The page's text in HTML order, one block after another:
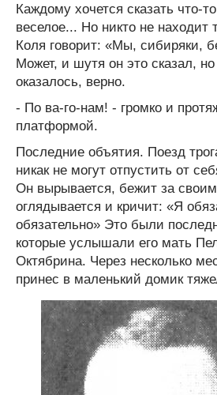
Каждому хочется сказать что-
веселое... Но никто не находит
Коля говорит: «Мы, сибиряки,
Может, и шутя он это сказал, но
оказалось, верно.
- По ва-го-нам! - громко и
платформой.
Последние объятия. Поезд
никак не могут отпустить от
Он вырывается, бежит за
оглядывается и кричит: «Я
обязательно» Это были
которые услышали его мать
Октябрина. Через несколько
принес в маленький домик